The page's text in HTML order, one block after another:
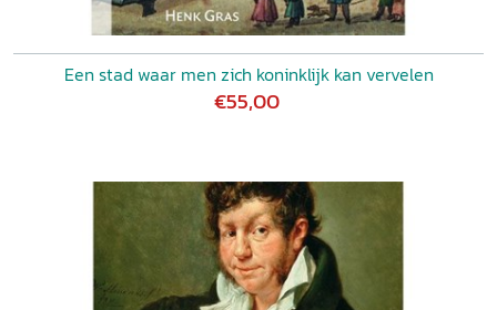
Een stad waar men zich koninklijk kan vervelen
€55,00